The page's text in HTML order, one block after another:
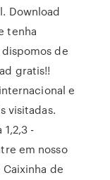
Download
tenha
de
gratis!!
e
visitadas.
-
em nosso
Caixinha de